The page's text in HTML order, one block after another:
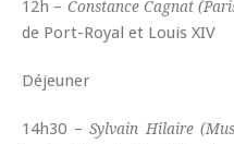
12h – Constance Cagnat
de Port-Royal et Louis XIV
Déjeuner
14h30 –Sylvain Hilaire